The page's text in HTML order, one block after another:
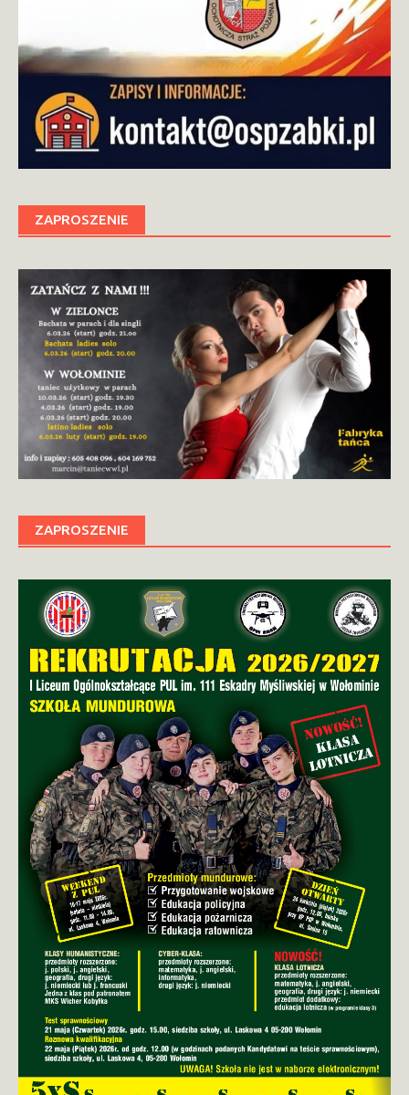
ZAPROSZENIE
ZAPROSZENIE